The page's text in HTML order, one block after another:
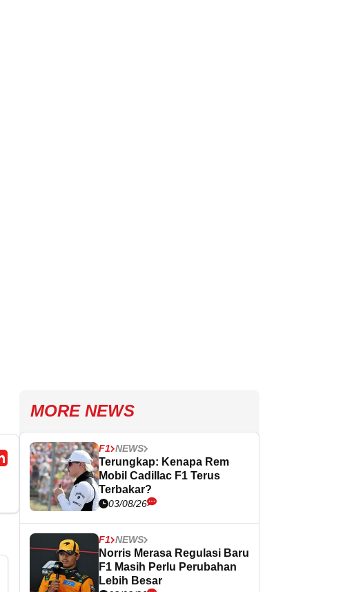
MORE NEWS
F1 NEWS
Terungkap: Kenapa Rem
Mobil Cadillac F1 Terus
Terbakar?
03/08/26
F1 NEWS
Norris Merasa Regulasi Baru
F1 Masih Perlu Perubahan
Lebih Besar